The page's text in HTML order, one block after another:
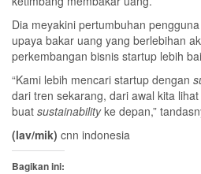
Dia meyakini pertumbuhan
upaya bakar uang yang berlebihan
perkembangan bisnis startup lebih
“Kami lebih mencari startup dengan
dari tren sekarang, dari awal kita
buat sustainabilityke depan,”
(lav/mik) cnn indonesia
Bagikan ini: